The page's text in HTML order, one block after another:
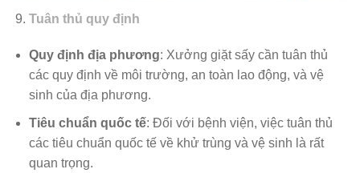
Tuân thủ quy định
Quy định địa phương: Xưởng giặt sấy cần tuân thủ
các quy định về môi trường, an toàn lao động, và vệ
sinh của địa phương.
Tiêu chuẩn quốc tế: Đối với bệnh viện, việc tuân thủ
các tiêu chuẩn quốc tế về khử trùng và vệ sinh là rất
quan trọng.